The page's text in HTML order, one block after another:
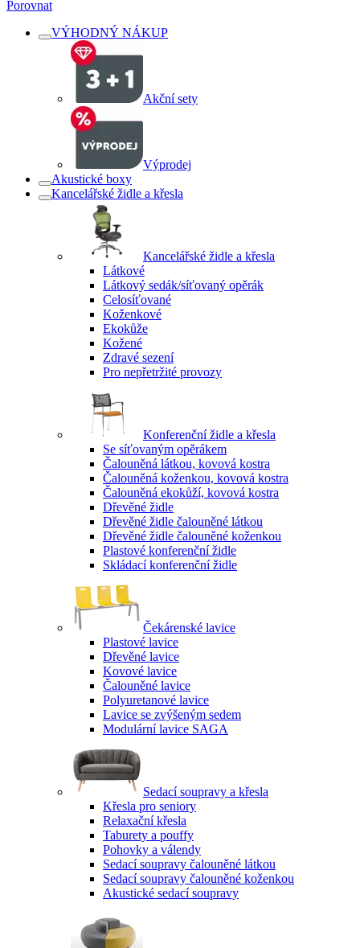
Porovnat
VÝHODNÝ NÁKUP
Akční sety
Výprodej
Akustické boxy
Kancelářské židle a křesla
Kancelářské židle a křesla
Látkové
Látkový sedák/síťovaný opěrák
Celosíťované
Koženkové
Ekokůže
Kožené
Zdravé sezení
Pro nepřetržité provozy
Konferenční židle a křesla
Se síťovaným opěrákem
Čalouněná látkou, kovová kostra
Čalouněná koženkou, kovová kostra
Čalouněná ekokůží, kovová kostra
Dřevěné židle
Dřevěné židle čalouněné látkou
Dřevěné židle čalouněné koženkou
Plastové konferenční židle
Skládací konferenční židle
Čekárenské lavice
Plastové lavice
Dřevěné lavice
Kovové lavice
Čalouněné lavice
Polyuretanové lavice
Lavice se zvýšeným sedem
Modulární lavice SAGA
Sedací soupravy a křesla
Křesla pro seniory
Relaxační křesla
Taburety a pouffy
Pohovky a válendy
Sedací soupravy čalouněné látkou
Sedací soupravy čalouněné koženkou
Akustické sedací soupravy